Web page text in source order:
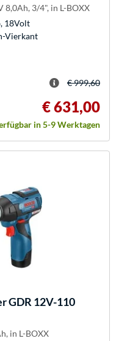
8,0Ah, 3/4", in L-BOXX
18Volt
Vierkant
€ 999,60
€ 631,00
in 5-9 Werktagen
GDR 12V-110
in L-BOXX